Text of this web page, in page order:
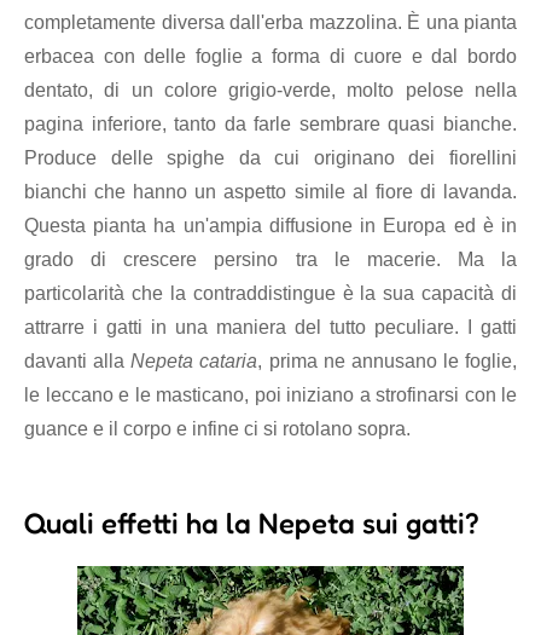
completamente diversa dall'erba mazzolina. È una pianta
erbacea con delle foglie a forma di cuore e dal bordo
dentato, di un colore grigio-verde, molto pelose nella
pagina inferiore, tanto da farle sembrare quasi bianche.
Produce delle spighe da cui originano dei fiorellini
bianchi che hanno un aspetto simile al fiore di lavanda.
Questa pianta ha un'ampia diffusione in Europa ed è in
grado di crescere persino tra le macerie. Ma la
particolarità che la contraddistingue è la sua capacità di
attrarre i gatti in una maniera del tutto peculiare. I gatti
davanti allaNepeta cataria, prima ne annusano le foglie,
le leccano e le masticano, poi iniziano a strofinarsi con le
guance e il corpo e infine ci si rotolano sopra.
Quali effetti ha la Nepeta sui gatti?